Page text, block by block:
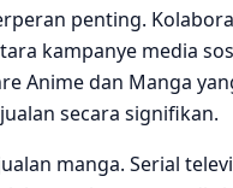
penting.
kampanye media
Anime dan Manga
secara signifikan.
manga. Serial